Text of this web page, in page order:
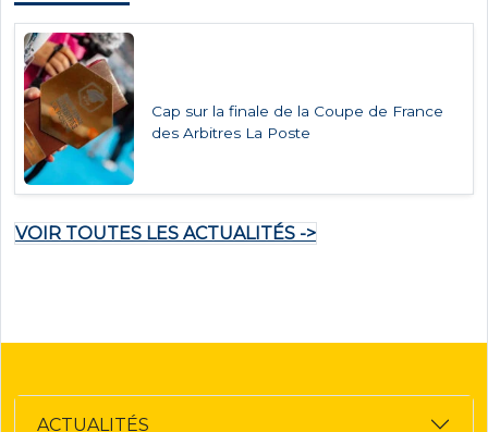
Cap sur la finale de la Coupe de France
des Arbitres La Poste
VOIR TOUTES LES ACTUALITÉS ->
ACTUALITÉS